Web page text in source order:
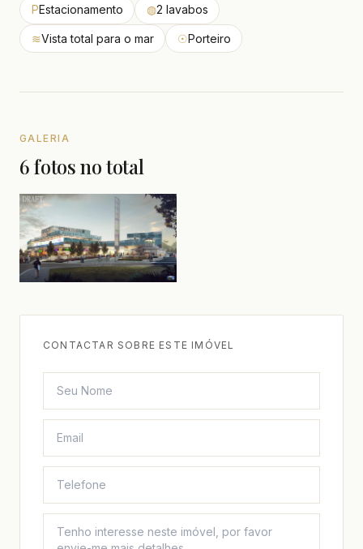
PEstacionamento ◍2 lavabos
≋Vista total para o mar ☉Porteiro
GALERIA
6 fotos no total
CONTACTAR SOBRE ESTE IMÓVEL